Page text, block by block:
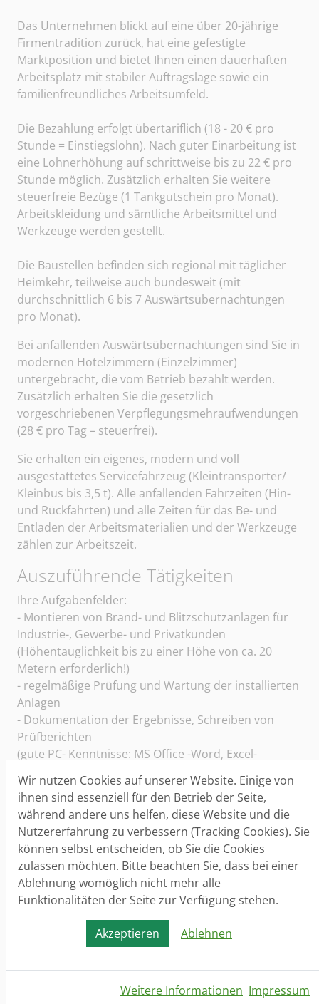
Das Unternehmen blickt auf eine über 20-jährige
Firmentradition zurück, hat eine gefestigte
Marktposition und bietet Ihnen einen dauerhaften
Arbeitsplatz mit stabiler Auftragslage sowie ein
familienfreundliches Arbeitsumfeld.
Die Bezahlung erfolgt übertariflich (18 - 20 € pro
Stunde = Einstiegslohn). Nach guter Einarbeitung ist
eine Lohnerhöhung auf schrittweise bis zu 22 € pro
Stunde möglich. Zusätzlich erhalten Sie weitere
steuerfreie Bezüge (1 Tankgutschein pro Monat).
Arbeitskleidung und sämtliche Arbeitsmittel und
Werkzeuge werden gestellt.
Die Baustellen befinden sich regional mit täglicher
Heimkehr, teilweise auch bundesweit (mit
durchschnittlich 6 bis 7 Auswärtsübernachtungen
pro Monat).
Bei anfallenden Auswärtsübernachtungen sind Sie in
modernen Hotelzimmern (Einzelzimmer)
untergebracht, die vom Betrieb bezahlt werden.
Zusätzlich erhalten Sie die gesetzlich
vorgeschriebenen Verpflegungsmehraufwendungen
(28 € pro Tag – steuerfrei).
Sie erhalten ein eigenes, modern und voll
ausgestattetes Servicefahrzeug (Kleintransporter/
Kleinbus bis 3,5 t). Alle anfallenden Fahrzeiten (Hin-
und Rückfahrten) und alle Zeiten für das Be- und
Entladen der Arbeitsmaterialien und der Werkzeuge
zählen zur Arbeitszeit.
Sangerhäuser Arbeitsvermittlung und
Auszuführende Tätigkeiten
Ihre Aufgabenfelder:
- Montieren von Brand- und Blitzschutzanlagen für
Industrie-, Gewerbe- und Privatkunden
(Höhentauglichkeit bis zu einer Höhe von ca. 20
Metern erforderlich!)
- regelmäßige Prüfung und Wartung der installierten
Anlagen
- Dokumentation der Ergebnisse, Schreiben von
Prüfberichten
(gute PC- Kenntnisse: MS Office -Word, Excel-
- Anfertigen von Luftbildern von den installierten
Anlagen (mittels moderner Drohnentechnik)
- selbständige Baustellenabrechnung
(Barkassenabrechnung: Kassenbuch führen, Belege
abrechnen)
- Durchführen regelmäßiger Inventuren und
Lagerverwaltung (Arbeitsmaterial und Werkzeuge)
Anforderungsprofil
Ihre Aufgabenfelder:
(Höhentauglichkeit bis zu einer Höhe von ca. 20
Wir nutzen Cookies auf unserer Website. Einige von
ihnen sind essenziell für den Betrieb der Seite,
während andere uns helfen, diese Website und die
Nutzererfahrung zu verbessern (Tracking Cookies). Sie
können selbst entscheiden, ob Sie die Cookies
zulassen möchten. Bitte beachten Sie, dass bei einer
Ablehnung womöglich nicht mehr alle
Funktionalitäten der Seite zur Verfügung stehen.
Akzeptieren Ablehnen
Weitere Informationen Impressum